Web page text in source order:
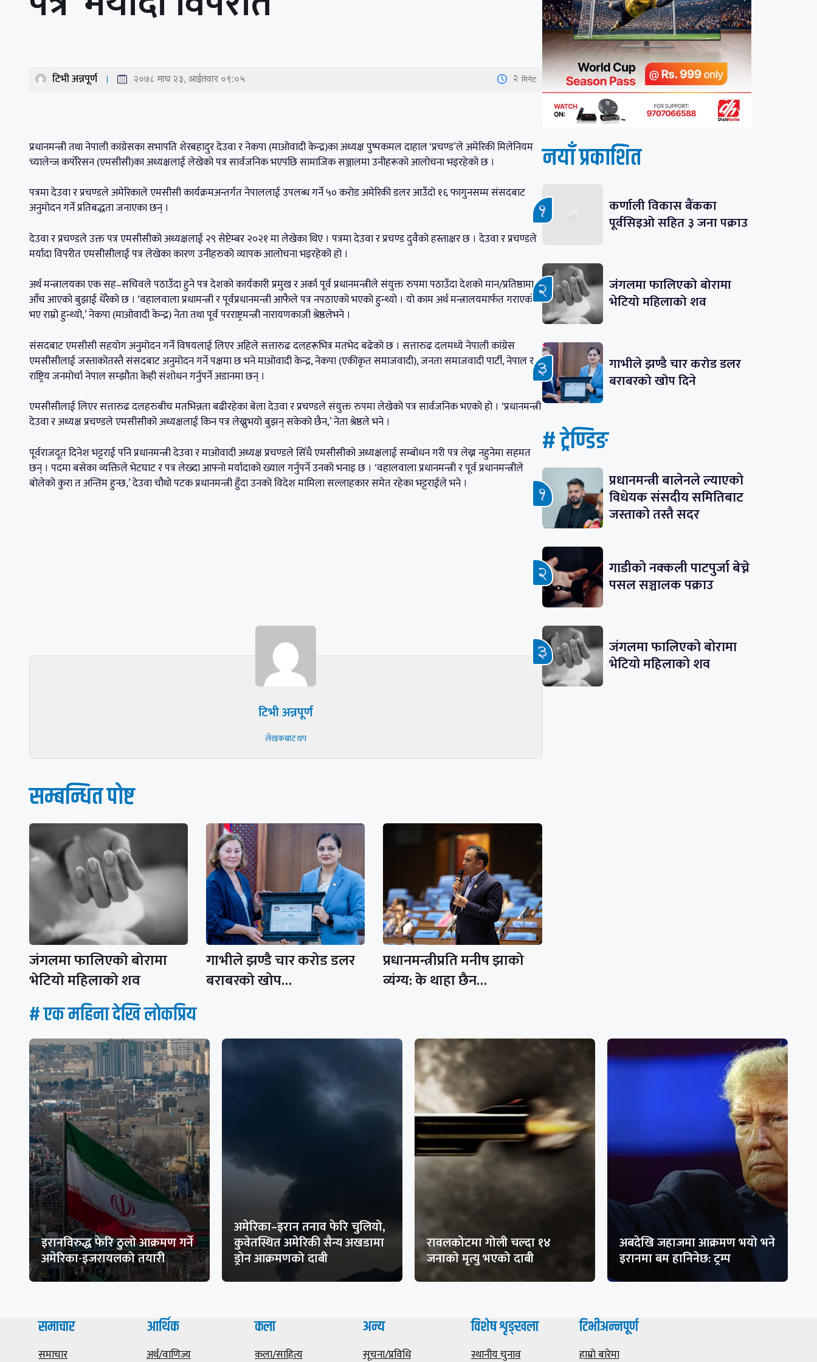
टिभी अन्नपूर्ण २०७८ माघ २३, आईतवार ०९:०५ 2 मिनेट
प्रधानमन्त्री तथा नेपाली कांग्रेसका सभापति शेरबहादुर देउवा र नेकपा (माओवादी केन्द्र)का अध्यक्ष पुष्पकमल दाहाल ‘प्रचण्ड’ले अमेरिकी मिलेनियम
च्यालेन्ज कर्पोरेसन (एमसीसी)का अध्यक्षलाई लेखेको पत्र सार्वजनिक भएपछि सामाजिक सञ्जालमा उनीहरूको आलोचना भइरहेको छ ।
पत्रमा देउवा र प्रचण्डले अमेरिकाले एमसीसी कार्यक्रमअन्तर्गत नेपाललाई उपलब्ध गर्ने ५० करोड अमेरिकी डलर आउँदो १६ फागुनसम्म संसदबाट
अनुमोदन गर्ने प्रतिबद्धता जनाएका छन् ।
देउवा र प्रचण्डले उक्त पत्र एमसीसीको अध्यक्षलाई २९ सेप्टेम्बर २०२१ मा लेखेका थिए । पत्रमा देउवा र प्रचण्ड दुवैको हस्ताक्षर छ । देउवा र प्रचण्डले
मर्यादा विपरीत एमसीसीलाई पत्र लेखेका कारण उनीहरुको व्यापक आलोचना भइरहेको हो ।
अर्थ मन्त्रालयका एक सह–सचिवले पठाउँदा हुने पत्र देशको कार्यकारी प्रमुख र अर्का पूर्व प्रधानमन्त्रीले संयुक्त रुपमा पठाउँदा देशको मान/प्रतिष्ठामा
आँच आएको बुझाई धेरैको छ । ‘वहालवाला प्रधामन्त्री र पूर्वप्रधानमन्त्री आफैले पत्र नपठाएको भएको हुन्थ्यो । यो काम अर्थ मन्त्रालयमार्फत गराएको
भए राम्रो हुन्थ्यो,’ नेकपा (माओवादी केन्द्र) नेता तथा पूर्व परराष्ट्रमन्त्री नारायणकाजी श्रेष्ठलेभने ।
संसदबाट एमसीसी सहयोग अनुमोदन गर्ने विषयलाई लिएर अहिले सत्तारुढ दलहरूभित्र मतभेद बढेको छ । सत्तारुढ दलमध्ये नेपाली कांग्रेस
एमसीसीलाई जस्ताकोतस्तै संसदबाट अनुमोदन गर्ने पक्षमा छ भने माओवादी केन्द्र, नेकपा (एकीकृत समाजवादी), जनता समाजवादी पार्टी, नेपाल र
राष्ट्रिय जनमोर्चा नेपाल सम्झौता केही संशोधन गर्नुपर्ने अडानमा छन् ।
एमसीसीलाई लिएर सत्तारुढ दलहरुबीच मतभिन्नता बढीरहेका बेला देउवा र प्रचण्डले संयुक्त रुपमा लेखेको पत्र सार्वजनिक भएको हो । ‘प्रधानमन्त्री
देउवा र अध्यक्ष प्रचण्डले एमसीसीको अध्यक्षलाई किन पत्र लेख्नुभयो बुझन् सकेको छैन,’ नेता श्रेष्ठले भने ।
पूर्वराजदूत दिनेश भट्टराई पनि प्रधानमन्त्री देउवा र माओवादी अध्यक्ष प्रचण्डले सिँधै एमसीसीको अध्यक्षलाई सम्बोधन गरी पत्र लेख्न नहुनेमा सहमत
छन् । पदमा बसेका व्यक्तिले भेटघाट र पत्र लेख्दा आफ्नो मर्यादाको ख्याल गर्नुपर्ने उनको भनाइ छ । ‘वहालवाला प्रधानमन्त्री र पूर्व प्रधानमन्त्रीले
बोलेको कुरा त अन्तिम हुन्छ,’ देउवा चौथो पटक प्रधानमन्त्री हुँदा उनको विदेश मामिला सल्लाहकार समेत रहेका भट्टराईले भने ।
टिभी अन्नपूर्ण
लेखकबाट थप
सम्बन्धित पाेष्ट
जंगलमा फालिएको बोरामा
भेटियो महिलाको शव
गाभीले झण्डै चार करोड डलर
बराबरको खोप…
प्रधानमन्त्रीप्रति मनीष झाको
व्यंग्य: के थाहा छैन…
नयाँ प्रकाशित
कर्णाली विकास बैंकका
पूर्वसिइओ सहित ३ जना पक्राउ
जंगलमा फालिएको बोरामा
भेटियो महिलाको शव
गाभीले झण्डै चार करोड डलर
बराबरको खोप दिने
# ट्रेण्डिङ
प्रधानमन्त्री बालेनले ल्याएको
विधेयक संसदीय समितिबाट
जस्ताको तस्तै सदर
गाडीको नक्कली पाटपुर्जा बेच्ने
पसल सञ्चालक पक्राउ
जंगलमा फालिएको बोरामा
भेटियो महिलाको शव
# एक महिना देखि लाेकप्रिय
इरानविरुद्ध फेरि ठुलो आक्रमण गर्ने
अमेरिका-इजरायलको तयारी
अमेरिका–इरान तनाव फेरि चुलियो,
कुवेतस्थित अमेरिकी सैन्य अखडामा
ड्रोन आक्रमणको दाबी
रावलकोटमा गोली चल्दा १४
जनाको मृत्यु भएको दाबी
अबदेखि जहाजमा आक्रमण भयो भने
इरानमा बम हानिनेछ: ट्रम्प
समाचार
समाचार
आर्थिक
अर्थ/वाणिज्य
कला
कला/साहित्य
अन्य
सूचना/प्रविधि
विशेष शृङ्खला
स्थानीय चुनाव
टिभीअन्नपूर्ण
हाम्राे बारेमा